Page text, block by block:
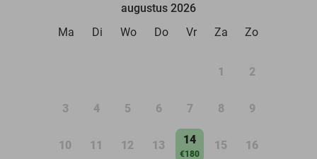
augustus 2026
Ma
Di Wo Do Vr Za Zo
1 2
3 4 5 6 7 8 9
10 11 12 13 14
€180
15 16